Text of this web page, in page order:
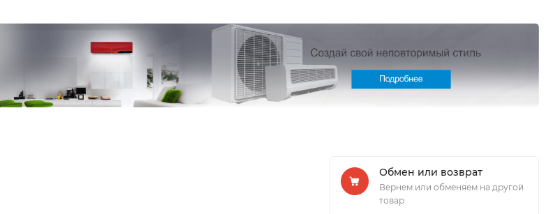
Обмен или возврат
Вернем или обменяем на другой
товар